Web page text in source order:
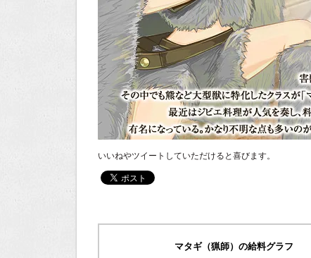
いいねやツイートしていただけると喜びます。
マタギ（猟師）の給料グラフ